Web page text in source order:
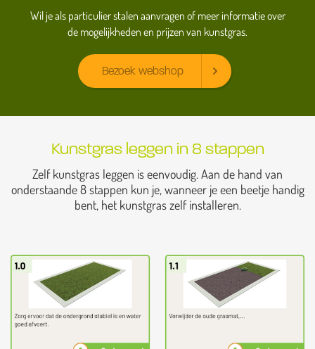
Wil je als particulier stalen aanvragen of meer informatie over
de mogelijkheden en prijzen van kunstgras.
Bezoek webshop
Kunstgras leggen in 8 stappen
Zelf kunstgras leggen is eenvoudig. Aan de hand van
onderstaande 8 stappen kun je, wanneer je een beetje handig
bent, het kunstgras zelf installeren.